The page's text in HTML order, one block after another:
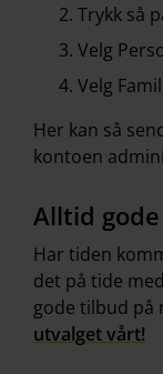
Trykk så
Velg
Velg
Her kan så
kontoen
Alltid
Har tiden
det på tide
gode tilbud på
utvalget vårt!